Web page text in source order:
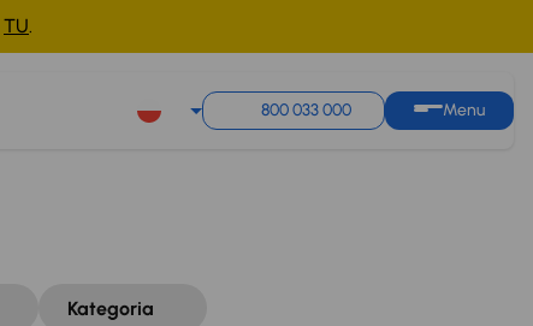
TU.
800 033 000 Menu
Kategoria